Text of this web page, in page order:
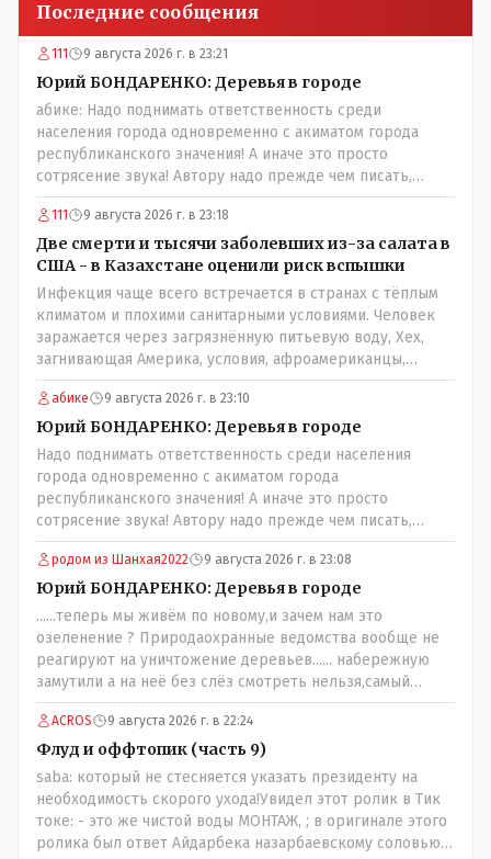
Последние сообщения
111 9 августа 2026 г. в 23:21
Юрий БОНДАРЕНКО: Деревья в городе
абике: Надо поднимать ответственность среди
населения города одновременно с акиматом города
республиканского значения! А иначе это просто
сотрясение звука! Автору надо прежде чем писать,
необходимо самому обратиться в ЖКХ акимата и
разобраться прежде чем своей статьей провоцировать
население города!Согласен всецело!
111 9 августа 2026 г. в 23:18
Две смерти и тысячи заболевших из-за салата в
США - в Казахстане оценили риск вспышки
Инфекция чаще всего встречается в странах с тёплым
климатом и плохими санитарными условиями. Человек
заражается через загрязнённую питьевую воду, Хех,
загнивающая Америка, условия, афроамериканцы,
грязная вода, отсутствие страховок, нечистоплотные
мигранты и прочее.. Лучше России и Казахстана жить
негде..
абике 9 августа 2026 г. в 23:10
Юрий БОНДАРЕНКО: Деревья в городе
Надо поднимать ответственность среди населения
города одновременно с акиматом города
республиканского значения! А иначе это просто
сотрясение звука! Автору надо прежде чем писать,
необходимо самому обратиться в ЖКХ акимата и
разобраться прежде чем своей статьей провоцировать
население города!
родом из Шанхая2022 9 августа 2026 г. в 23:08
Юрий БОНДАРЕНКО: Деревья в городе
......теперь мы живём по новому,и зачем нам это
озеленение ? Природаохранные ведомства вообще не
реагируют на уничтожение деревьев...... набережную
замутили а на неё без слёз смотреть нельзя,самый
наивысший уровень рукопопства наших
строителей"специалистов",как исторические здания
сносить пожалуйста ,а как на века построить слабо.....Вы
вот господин Бондаренко большой учёный прошлись
бы по историческим постройкам сколько было
ликвидировано в советское время и в наше.......
ACROS 9 августа 2026 г. в 22:24
Флуд и оффтопик (часть 9)
saba: который не стесняется указать президенту на
необходимость скорого ухода!Увидел этот ролик в Тик
токе: - это же чистой воды МОНТАЖ, ; в оригинале этого
ролика был ответ Айдарбека назарбаевскому соловью